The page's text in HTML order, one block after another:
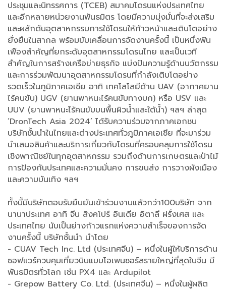
ประชุมและนิทรรศการ (TCEB) สมาคมโดรนแห่งประเทศไทย
และอีกหลายหน่วยงานพันธมิตร โดยมีความมุ่งมั่นที่จะส่งเสริม
และผลักดันอุตสาหกรรมการใช้โดรนให้ก้าวหน้าและเติบโตอย่าง
ยั่งยืนในสากล พร้อมขับเคลื่อนการจัดงานครั้งนี้ เป็นหนึ่งฟัน
เฟืองสำคัญที่ยกระดับอุตสาหกรรมโดรนไทย และเป็นเวที
สำคัญในการสร้างเครือข่ายธุรกิจ แบ่งปันความรู้ด้านนวัตกรรม
และการร่วมพัฒนาอุตสาหกรรมโดรนที่กำลังเติบโตอย่าง
รวดเร็วในภูมิภาคเอเชีย อาทิ เทคโลโลยีด้าน UAV (อากาศยาน
ไร้คนขับ) UGV (ยานพาหนะไร้คนขับทางบก) หรือ USV และ
UUV (ยานพาหนะไร้คนขับบนพื้นผิวน้ำและใต้น้ำ) ฯลฯ ล่าสุด
‘DronTech Asia 2024’ ได้รับความร่วมจากภาคเอกชน
บริษัทชั้นนำในไทยและต่างประเทศทั่วภูมิภาคเอเชีย ที่จะมาร่วม
นำเสนอสินค้าและบริการเกี่ยวกับโดรนที่ครอบคลุมการใช้โดรน
เชิงพาณิชย์ในทุกอุตสาหกรรม รวมถึงด้านการเกษตรและป่าไม้
การป้องกันประเทศและความมั่นคง การขนส่ง การวางผังเมือง
และความบันเทิง ฯลฯ
ทั้งนี้มีบริษัทตอบรับยืนยันเข้าร่วมงานแล้วกว่า100บริษัท จาก
นานาประเทศ อาทิ จีน สิงคโปร์ อินเดีย อิตาลี ฝรั่งเศส และ
ประเทศไทย นับเป็นย่างก้าวแรกแห่งความสำเร็จของการจัด
งานครั้งนี้ บริษัทชั้นนำ นำโดย
- CUAV Tech Inc. Ltd (ประเทศจีน) – หนึ่งในผู้ให้บริการด้าน
ซอฟแวร์ควบคุมเที่ยวบินแบบโอเพนซอร์สรายใหญ่ที่สุดในจีน มี
พันธมิตรทั่วโลก เช่น PX4 และ Ardupilot
- Grepow Battery Co. Ltd. (ประเทศจีน) – หนึ่งในผู้ผลิต